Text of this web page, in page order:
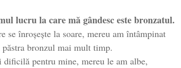
lucru la care mă gândesc este bronzatul.
se înroșește la soare, mereu am întâmpinat
bronzul mai mult timp.
dificilă pentru mine, mereu le am albe,